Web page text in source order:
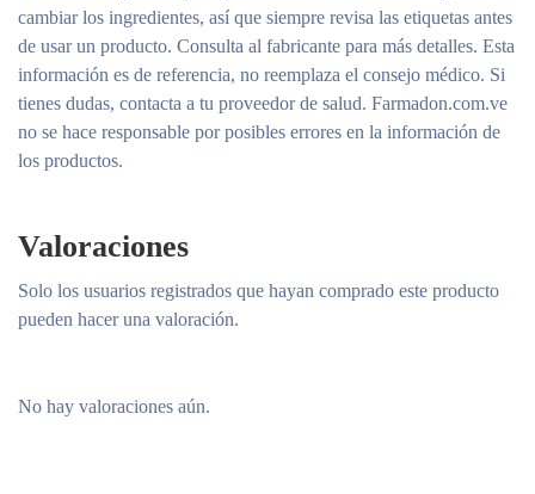
cambiar los ingredientes, así que siempre revisa las etiquetas antes
de usar un producto. Consulta al fabricante para más detalles. Esta
información es de referencia, no reemplaza el consejo médico. Si
tienes dudas, contacta a tu proveedor de salud. Farmadon.com.ve
no se hace responsable por posibles errores en la información de
los productos.
Valoraciones
No hay valoraciones aún.
Solo los usuarios registrados que hayan comprado este producto
pueden hacer una valoración.